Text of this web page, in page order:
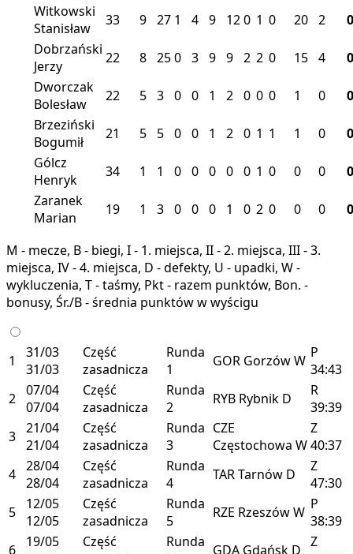
Witkowski
Stanisław
33 9 27 1 4 9 120 1 0 20 2
Dobrzański
Jerzy
22 8 250 3 9 9 2 2 0 15 4
Dworczak
Bolesław
22 5 3 0 0 1 2 0 0 0 1 0
Brzeziński
Bogumił
21 5 5 0 0 1 2 0 1 1 1 0
Gólcz
Henryk
34 1 1 0 0 0 0 0 1 0 0 0
Zaranek
Marian
19 1 3 0 0 0 1 0 2 0 0 0
M - mecze, B - biegi, I - 1. miejsca, II - 2. miejsca, III - 3.
miejsca, IV - 4. miejsca, D - defekty, U - upadki, W -
wykluczenia, T - taśmy, Pkt - razem punktów, Bon. -
bonusy, Śr./B - średnia punktów w wyścigu
1
31/03
31/03
Część
zasadnicza
Runda
1
GOR GorzówW P
34:43
2 07/04
07/04
Część
zasadnicza
Runda
2
RYB Rybnik D
R
39:39
3 21/04
21/04
Część
zasadnicza
Runda
3
CZE
Częstochowa W
Z
40:37
4 28/04
28/04
Część
zasadnicza
Runda
4
TARTarnów D
Z
47:30
5
12/05
12/05
Część
zasadnicza
Runda
5
RZE RzeszówW P
38:39
6
19/05
Część
Runda GDA Gdańsk D Z